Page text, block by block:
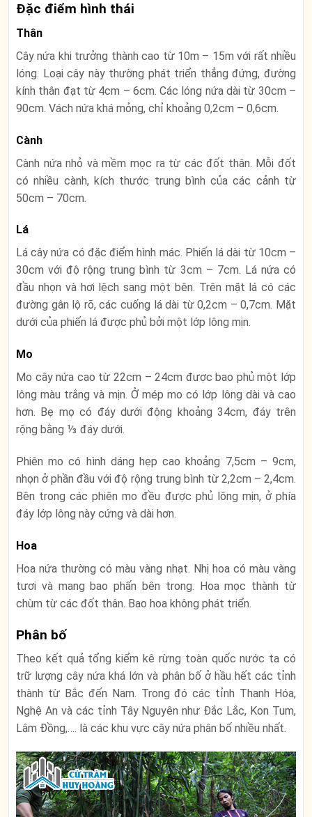
Đặc điểm hình thái
Thân
Cây nứa khi trưởng thành cao từ 10m – 15m với rất nhiều
lóng. Loại cây này thường phát triển thẳng đứng, đường
kính thân đạt từ 4cm – 6cm. Các lóng nứa dài từ 30cm –
90cm. Vách nứa khá mỏng, chỉ khoảng 0,2cm – 0,6cm.
Cành
Cành nứa nhỏ và mềm mọc ra từ các đốt thân. Mỗi đốt
có nhiều cành, kích thước trung bình của các cảnh từ
50cm – 70cm.
Lá
Lá cây nứa có đặc điểm hình mác. Phiến lá dài từ 10cm –
30cm với độ rộng trung bình từ 3cm – 7cm. Lá nứa có
đầu nhọn và hơi lệch sang một bên. Trên mặt lá có các
đường gân lộ rõ, các cuống lá dài từ 0,2cm – 0,7cm. Mặt
dưới của phiến lá được phủ bởi một lớp lông mịn.
Mo
Mo cây nứa cao từ 22cm – 24cm được bao phủ một lớp
lông màu trắng và mịn. Ở mép mo có lớp lông dài và cao
hơn. Bẹ mọ có đáy dưới động khoảng 34cm, đáy trên
rộng bằng ⅓ đáy dưới.
Phiên mo có hình dáng hẹp cao khoảng 7,5cm – 9cm,
nhọn ở phần đầu với độ rộng trung bình từ 2,2cm – 2,4cm.
Bên trong các phiên mo đều được phủ lông mịn, ở phía
đáy lớp lông này cứng và dài hơn.
Hoa
Hoa nứa thường có màu vàng nhạt. Nhị hoa có màu vàng
tươi và mang bao phấn bên trong. Hoa mọc thành từ
chùm từ các đốt thân. Bao hoa không phát triển.
Phân bố
Theo kết quả tổng kiểm kê rừng toàn quốc nước ta có
trữ lượng cây nứa khá lớn và phân bố ở hầu hết các tỉnh
thành từ Bắc đến Nam. Trong đó các tỉnh Thanh Hóa,
Nghệ An và các tỉnh Tây Nguyên như Đắc Lắc, Kon Tum,
Lâm Đồng,…. là các khu vực cây nứa phân bố nhiều nhất.